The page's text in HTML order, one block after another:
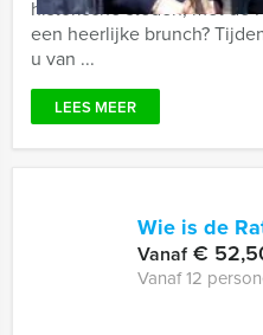
historische steden, met de
een heerlijke brunch?
u van ...
LEES MEER
Wie is de
Vanaf€
Vanaf 12